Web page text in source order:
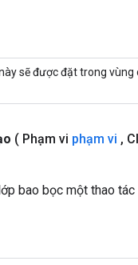
sẽ được đặt trong
( Phạm vi phạm vi ,
bao bọc một thao